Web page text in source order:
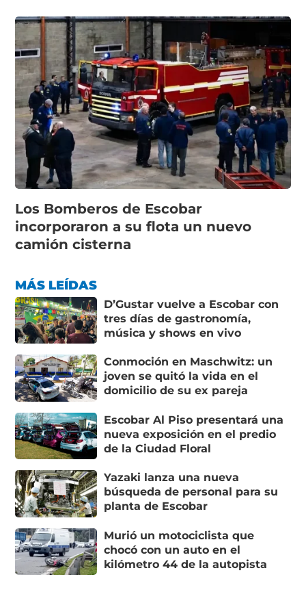
Los Bomberos de Escobar
incorporaron a su flota un nuevo
camión cisterna
MÁS LEÍDAS
D’Gustar vuelve a Escobar con
tres días de gastronomía,
música y shows en vivo
Conmoción en Maschwitz: un
joven se quitó la vida en el
domicilio de su ex pareja
Escobar Al Piso presentará una
nueva exposición en el predio
de la Ciudad Floral
Yazaki lanza una nueva
búsqueda de personal para su
planta de Escobar
Murió un motociclista que
chocó con un auto en el
kilómetro 44 de la autopista